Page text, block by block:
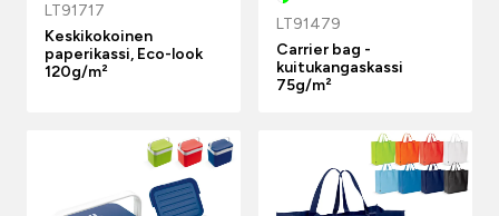
LT91717
Keskikokoinen
paperikassi, Eco-look
120g/m²
LT91479
Carrier bag -
kuitukangaskassi
75g/m²